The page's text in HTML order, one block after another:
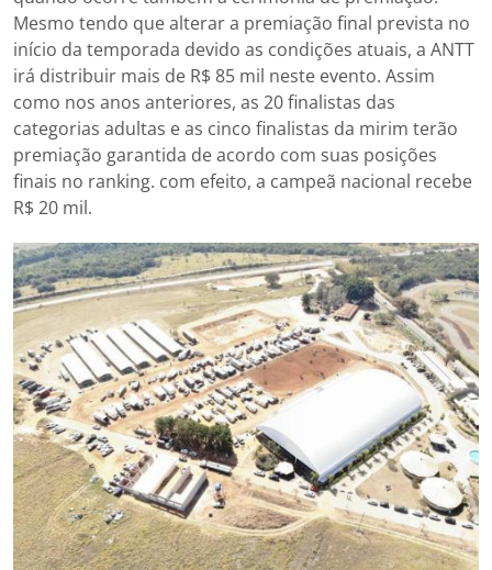
Mesmo tendo que alterar a premiação final prevista no
início da temporada devido as condições atuais, a ANTT
irá distribuir mais de R$ 85 mil neste evento. Assim
como nos anos anteriores, as 20 finalistas das
categorias adultas e as cinco finalistas da mirim terão
premiação garantida de acordo com suas posições
finais no ranking. com efeito, a campeã nacional recebe
R$ 20 mil.